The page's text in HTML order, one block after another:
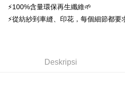
Limited
Union Bank of Taiwan
Far
Taishin
Yuanta Commercial Bank
Bank Komersial E.SUN
Taiwan Business Bank
Bank
Taichung Commercial Bank
DBS Bank
Easy Wallet
⚡100%含量環保再生纖維🌱
⚡從紡紗到車縫、印花，每個細節都要
Deskripsi